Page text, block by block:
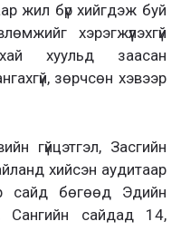
жил бүр хийгдэж буй
хэрэгжүүлэхгүй
хуульд заасан
зөрчсөн хэвээр
гүйцэтгэл, Засгийн
хийсэн аудитаар
сайд бөгөөд Эдийн
Сангийн сайдад 14,